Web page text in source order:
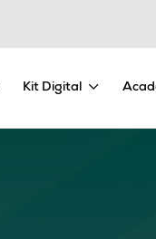
Kit Digital